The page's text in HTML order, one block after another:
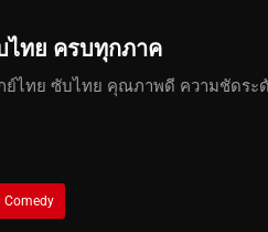
ไทย ครบทุกภาค
ไทย ซับไทย คุณภาพดี ความชัดระ
Comedy